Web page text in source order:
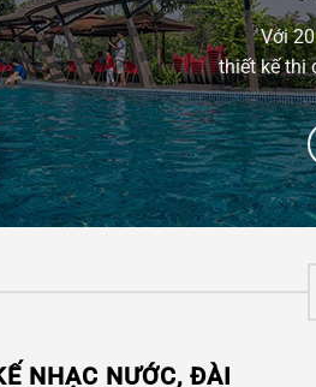
Với
thiết kế thi
NHẠC NƯỚC, ĐÀI